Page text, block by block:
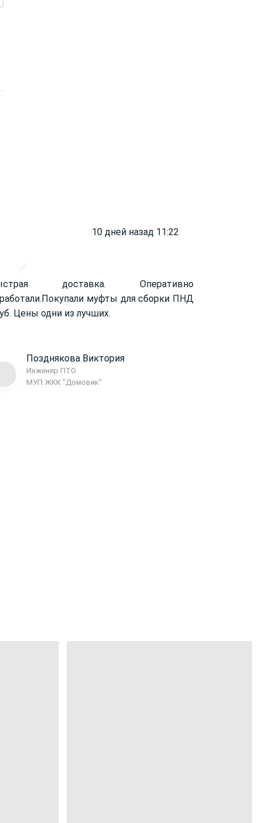
10 дней назад 11:22
доставка. Оперативно
Покупали муфты для сборки ПНД
Цены одни из лучших.
Позднякова Виктория
Инженер ПТО
МУП ЖКК "Домовик"